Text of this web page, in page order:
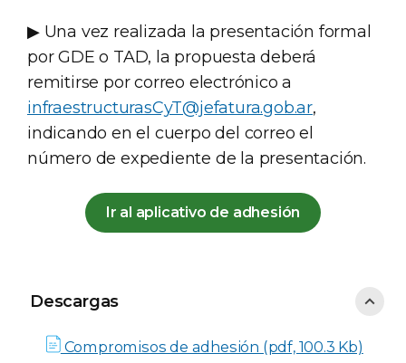
▶ Una vez realizada la presentación formal
por GDE o TAD, la propuesta deberá
remitirse por correo electrónico a
infraestructurasCyT@jefatura.gob.ar,
indicando en el cuerpo del correo el
número de expediente de la presentación.
Ir al aplicativo de adhesión
Descargas
Descargas
Compromisos de adhesión (pdf, 100.3 Kb)